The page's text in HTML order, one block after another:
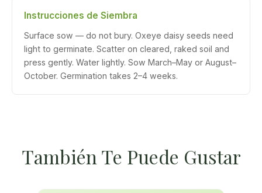
Instrucciones de Siembra
Surface sow — do not bury. Oxeye daisy seeds need
light to germinate. Scatter on cleared, raked soil and
press gently. Water lightly. Sow March–May or August–
October. Germination takes 2–4 weeks.
También Te Puede Gustar